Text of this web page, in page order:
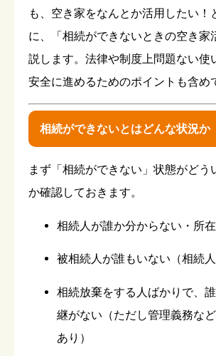
も、空き家をなんとか活用したい！
に、「相続ができないときの空き家
説します。法律や制度上問題ない使
安全に進めるためのポイントも含め
相続ができないとはどんな状況か
まず「相続ができない」状態がどう
か確認しておきます。
相続人が誰か分からない・所
被相続人が誰もいない（相続人
相続放棄をする人ばかりで、
継がない（ただし管理義務な
あり）